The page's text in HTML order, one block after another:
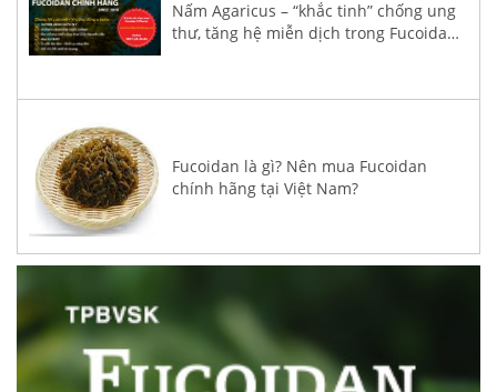
Nấm Agaricus – “khắc tinh” chống ung
thư, tăng hệ miễn dịch trong Fucoidan
Fucoidan là gì? Nên mua Fucoidan
chính hãng tại Việt Nam?